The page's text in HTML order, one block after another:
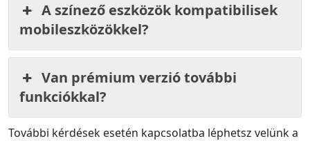
A színező eszközök kompatibilisek
mobileszközökkel?
Van prémium verzió további
funkciókkal?
További kérdések esetén kapcsolatba léphetsz velünk a